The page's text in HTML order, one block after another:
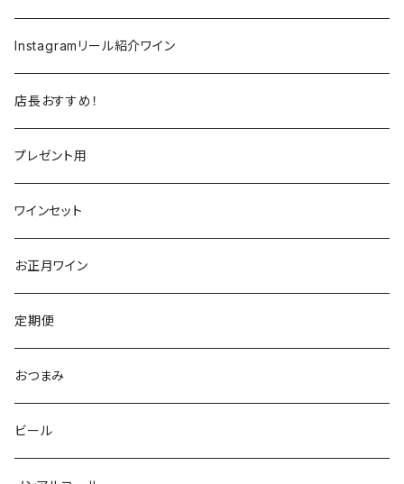
ラングドック
イタリア
トスカーナ
ヴェネト
スペイン
リオハ
トロ
アメリカ
カリフォルニア
オレゴン
ニュージーランド
オーストラリア
チリ
ドイツ
アルゼンチン
イタリア
トスカーナ
ピエモンテ
シチリア
スペイン
カリニェナ
ドイツ
ニュージーランド
アメリカ
カリフォルニア
オレゴン
南アフリカ
オーストリア
チリ
ニュージーランド
イギリス
ドイツ
アメリカ
オーストラリア
日本
Instagramリール紹介ワイン
店長おすすめ！
プレゼント用
ワインセット
お正月ワイン
定期便
おつまみ
ビール